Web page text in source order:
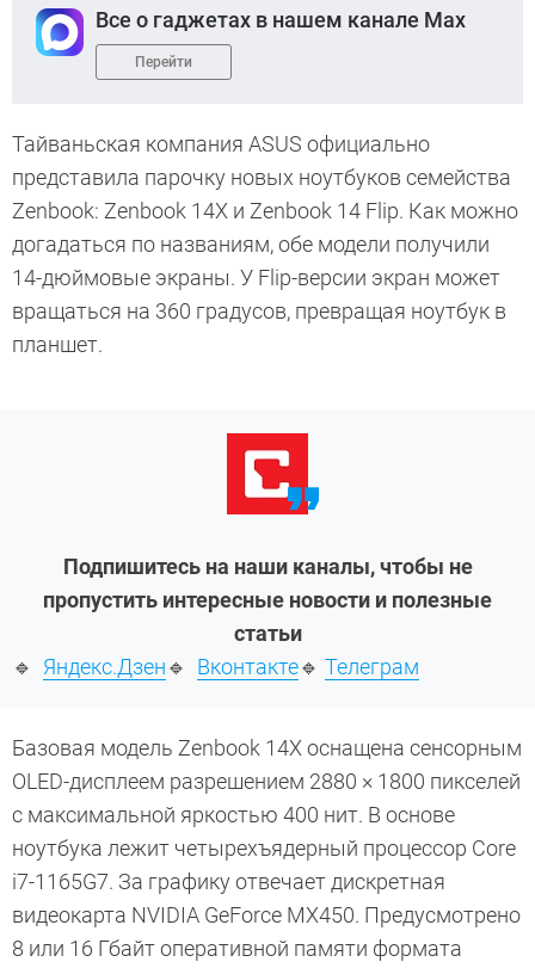
Все о гаджетах в нашем канале Max
Перейти
Тайваньская компания ASUS официально
представила парочку новых ноутбуков семейства
Zenbook: Zenbook 14X и Zenbook 14 Flip. Как можно
догадаться по названиям, обе модели получили
14-дюймовые экраны. У Flip-версии экран может
вращаться на 360 градусов, превращая ноутбук в
планшет.
Подпишитесь на наши каналы, чтобы не
пропустить интересные новости и полезные
статьи
🔹 Яндекс.Дзен🔹 Вконтакте🔹 Телеграм
Базовая модель Zenbook 14X оснащена сенсорным
OLED-дисплеем разрешением 2880 × 1800 пикселей
с максимальной яркостью 400 нит. В основе
ноутбука лежит четырехъядерный процессор Core
i7-1165G7. За графику отвечает дискретная
видеокарта NVIDIA GeForce MX450. Предусмотрено
8 или 16 Гбайт оперативной памяти формата